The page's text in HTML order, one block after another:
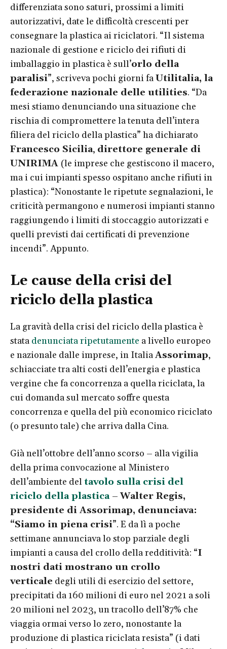
differenziata sono saturi, prossimi a limiti
autorizzativi, date le difficoltà crescenti per
consegnare la plastica ai riciclatori. “Il sistema
nazionale di gestione e riciclo dei rifiuti di
imballaggio in plastica è sull’orlo della
paralisi”, scriveva pochi giorni faUtilitalia, la
federazione nazionale delle utilities. “Da
mesi stiamo denunciando una situazione che
rischia di compromettere la tenuta dell’intera
filiera del riciclo della plastica” ha dichiarato
Francesco Sicilia, direttore generale di
UNIRIMA (le imprese che gestiscono il macero,
ma i cui impianti spesso ospitano anche rifiuti in
plastica): “Nonostante le ripetute segnalazioni, le
criticità permangono e numerosi impianti stanno
raggiungendo i limiti di stoccaggio autorizzati e
quelli previsti dai certificati di prevenzione
incendi”. Appunto.
Le cause della crisi del
riciclo della plastica
La gravità della crisi del riciclo della plastica è
stata denunciata ripetutamente a livello europeo
e nazionale dalle imprese, in ItaliaAssorimap,
schiacciate tra alti costi dell’energia e plastica
vergine che fa concorrenza a quella riciclata, la
cui domanda sul mercato soffre questa
concorrenza e quella del più economico riciclato
(o presunto tale) che arriva dalla Cina.
Già nell’ottobre dell’anno scorso – alla vigilia
della prima convocazione al Ministero
dell’ambiente del tavolo sulla crisi del
riciclo della plastica –Walter Regis,
presidente di Assorimap, denunciava:
“Siamo in piena crisi”. E da lì a poche
settimane annunciava lo stop parziale degli
impianti a causa del crollo della redditività: “I
nostri dati mostrano un crollo
verticale degli utili di esercizio del settore,
precipitati da 160 milioni di euro nel 2021 a soli
20 milioni nel 2023, un tracollo dell’87% che
viaggia ormai verso lo zero, nonostante la
produzione di plastica riciclata resista” (i dati